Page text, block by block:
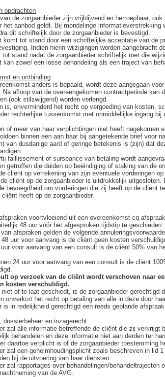
opdrachten
de zorgaanbieder zijn vrijblijvend en herroepbaar,
het aanbod geldt. Bij mondelinge informatieverstrekking
dit schriftelijk door de zorgaanbieder is bevestigd.
komt tot stand door een schriftelijke acceptatie van de
Indien hierin wijzigingen worden aangebracht
stand nadat de zorgaanbieder schriftelijk met die
kan zowel een losse behandeling als een traject van
en ontbinding
anders is bepaald, wordt deze aangegaan
Na afloop van de overeengekomen contractperiode kan
(ook stilzwijgend) worden verlengd.
is, onverminderd het recht op vergoeding van kosten,
rechterlijke tussenkomst met onmiddellijke ingang bij
of meer van haar verplichtingen niet heeft nagekomen
binnen een aan haar bij aangetekende brief voor
van dusdanige aard of geringe betekenis is (zijn) dat
faillissement of surséance van betaling wordt
getroffen die duiden op beëindiging of staking van de
cliënt op verrekening van zijn eventuele vorderingen
cliënt op de zorgaanbieder is uitdrukkelijk uitgesloten.
bevoegdheid om vorderingen die zij heeft op de cliënt
heeft op de zorgaanbieder.
voortvloeiend uit een overeenkomst cq
48 uur vóór het afgesproken tijdstip te geschieden.
afspraken gelden de volgende
uur voor aanvang is de cliënt geen kosten
voor aanvang van een consult is de cliënt 50% van
24 uur voor aanvang van een consult is de cliënt
op verzoek van de cliënt wordt verschoven naar
kosten verschuldigd.
niet of te laat geschiedt, is de zorgaanbieder gerechtigd
onverkort het recht op betaling van alle in deze door
is in redelijkheid gerechtigd een reeds geplande
dossierbeheer en inzagerecht
zal alle informatie betreffende de cliënt die zij verkrijgt
behandelen en deze informatie niet aan derden ter
daartoe verplicht is of de zorgaanbieder toestemming
zal een geheimhoudingsplicht zoals beschreven in lid 1
bij de uitvoering van haar diensten.
zal rapportages over behandelingen/behandeltrajecten
van de AVG.